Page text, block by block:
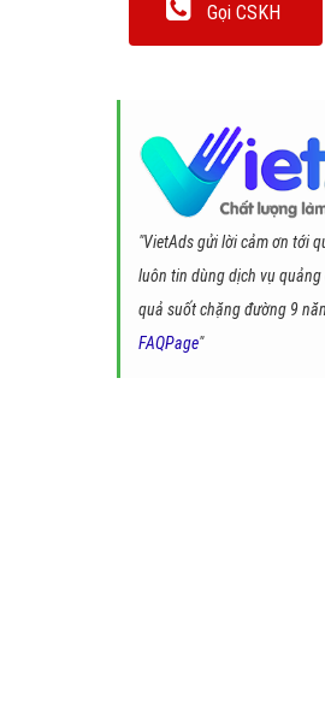
Gọi CSKH
"VietAds gửi lời cảm ơn tới
luôn tin dùng dịch vụ
quả suốt chặng đường 9
FAQPage"